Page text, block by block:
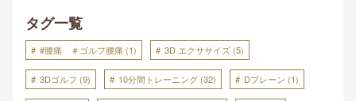
タグ一覧
#腰痛 ＃ゴルフ腰痛 (1) 3D エクササイズ (5)
3Dゴルフ (9) 10分間トレーニング (32) Dプレーン (1)